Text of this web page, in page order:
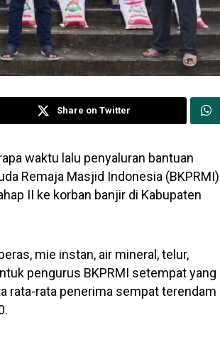
Share on Twitter
waktu lalu penyaluran bantuan
Remaja Masjid Indonesia (BKPRMI)
II ke korban banjir di Kabupaten
mie instan, air mineral, telur,
pengurus BKPRMI setempat yang
rata-rata penerima sempat terendam